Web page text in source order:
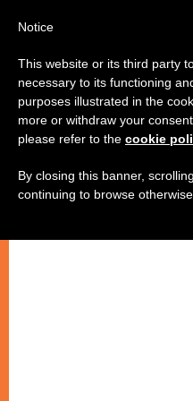
الدينية بعد
الفياضانات
Notice
This website or its third party
necessary to its functioning
purposes illustrated in the
more or withdraw your
please refer to the cookie
By closing this banner,
continuing to browse